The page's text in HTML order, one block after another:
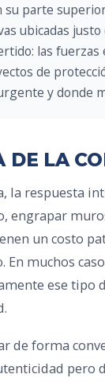
su parte
ubicadas
las fuerzas
de
y donde
DE LA
la respuesta
engrapar
un costo
En muchos
ese tipo
de forma
pero